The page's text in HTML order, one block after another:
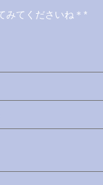
みてくださいね＊*